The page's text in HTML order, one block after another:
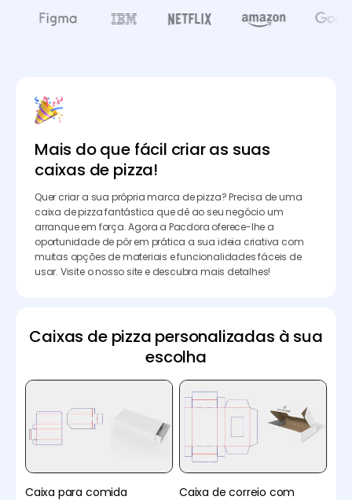
Mais do que fácil criar as suas
caixas de pizza!
Quer criar a sua própria marca de pizza? Precisa de uma
caixa de pizza fantástica que dê ao seu negócio um
arranque em força. Agora a Pacdora oferece-lhe a
oportunidade de pôr em prática a sua ideia criativa com
muitas opções de materiais e funcionalidades fáceis de
usar. Visite o nosso site e descubra mais detalhes!
Caixas de pizza personalizadas à sua
escolha
Caixa para comida
Caixa de correio com